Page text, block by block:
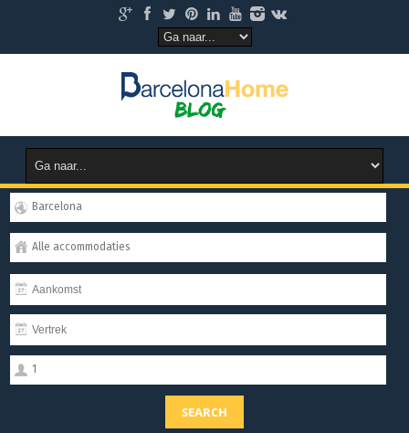
Barcelona
Alle accommodaties
1
SEARCH